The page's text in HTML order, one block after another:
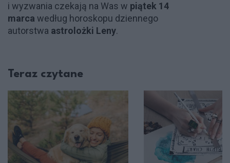
i wyzwania czekają na Was w piątek 14
marca według horoskopu dziennego
autorstwa astrolożki Leny.
Teraz czytane